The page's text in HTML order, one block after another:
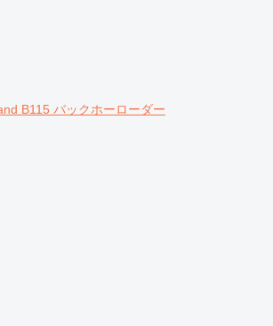
B115 バックホーローダー